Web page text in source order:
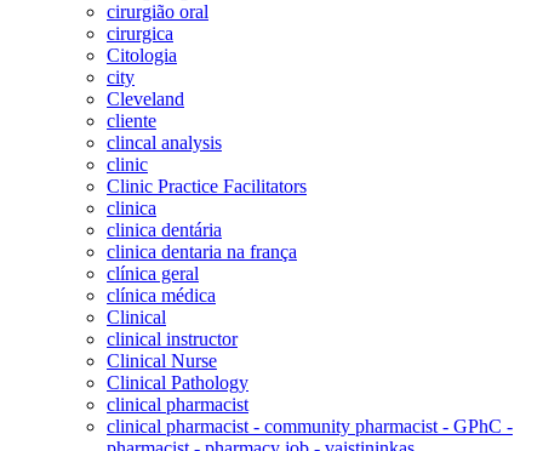
cirurgião oral
cirurgica
Citologia
city
Cleveland
cliente
clincal analysis
clinic
Clinic Practice Facilitators
clinica
clinica dentária
clinica dentaria na frança
clínica geral
clínica médica
Clinical
clinical instructor
Clinical Nurse
Clinical Pathology
clinical pharmacist
clinical pharmacist - community pharmacist - GPhC -